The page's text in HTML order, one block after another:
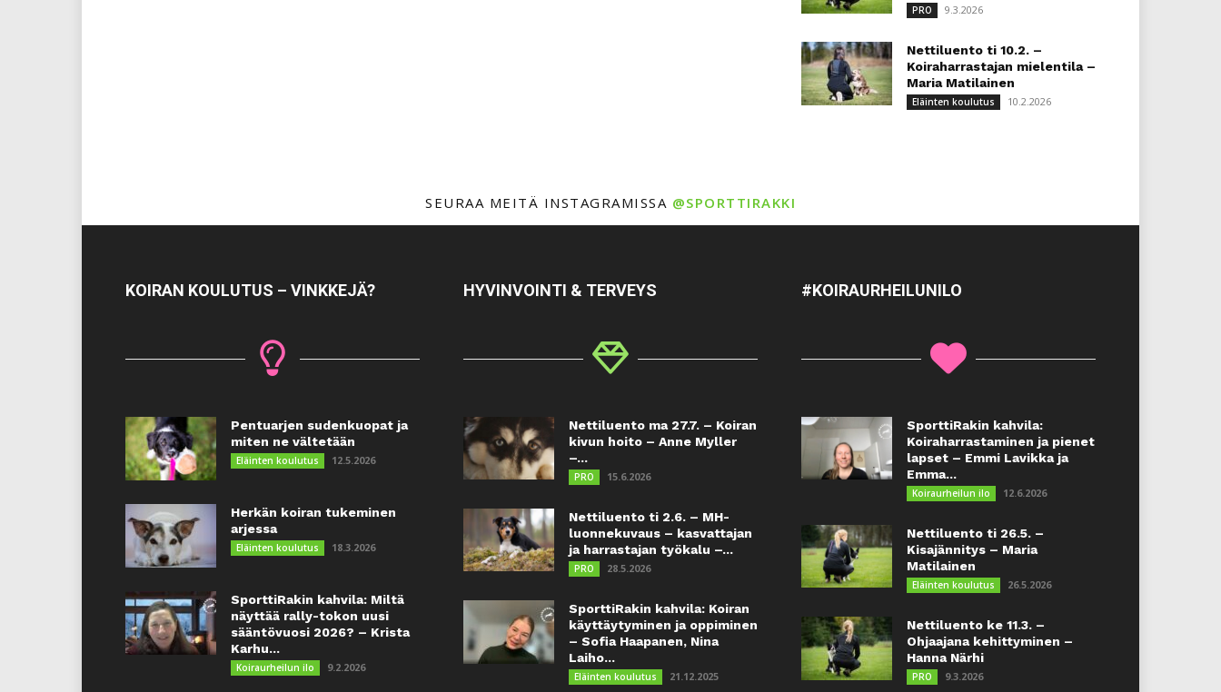
PRO 9.3.2026
Nettiluento ti 10.2. –
Koiraharrastajan mielentila –
Maria Matilainen
Eläinten koulutus 10.2.2026
SEURAA MEITÄ INSTAGRAMISSA @SPORTTIRAKKI
KOIRAN KOULUTUS – VINKKEJÄ?
Pentuarjen sudenkuopat ja
miten ne vältetään
Eläinten koulutus 12.5.2026
Herkän koiran tukeminen
arjessa
Eläinten koulutus 18.3.2026
SporttiRakin kahvila: Miltä
näyttää rally-tokon uusi
sääntövuosi 2026? – Krista
Karhu...
Koiraurheilun ilo 9.2.2026
HYVINVOINTI & TERVEYS
Nettiluento ma 27.7. – Koiran
kivun hoito – Anne Myller
–...
PRO 15.6.2026
Nettiluento ti 2.6. – MH-
luonnekuvaus – kasvattajan
ja harrastajan työkalu –...
PRO 28.5.2026
SporttiRakin kahvila: Koiran
käyttäytyminen ja oppiminen
– Sofia Haapanen, Nina
Laiho...
Eläinten koulutus 21.12.2025
#KOIRAURHEILUNILO
SporttiRakin kahvila:
Koiraharrastaminen ja pienet
lapset – Emmi Lavikka ja
Emma...
Koiraurheilun ilo 12.6.2026
Nettiluento ti 26.5. –
Kisajännitys – Maria
Matilainen
Eläinten koulutus 26.5.2026
Nettiluento ke 11.3. –
Ohjaajana kehittyminen –
Hanna Närhi
PRO 9.3.2026